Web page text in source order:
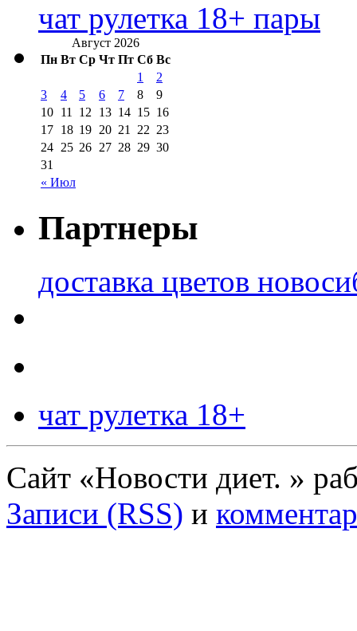
чат рулетка 18+ пары
Август 2026
Пн Вт Ср Чт Пт Сб Вс
« Июл
1
2
3
4 5 6 7 8
9
10 11 12 13 14 15 16
17 18 19 20 21 22 23
24 25 26 27 28 29 30
31
Партнеры
доставка цветов
чат рулетка 18+
Сайт «Новости диет. »
Записи (RSS) и